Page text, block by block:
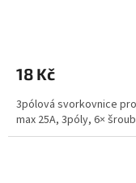
18 Kč
3pólová svorkovnice
max 25A, 3póly, 6×